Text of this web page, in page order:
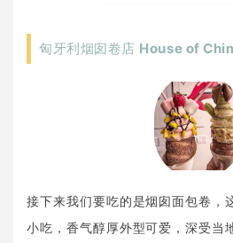
匈牙利烟囱卷店 House of
接下来我们要吃的是烟囱面包卷，
小吃，香气醇厚外型可爱，深受当